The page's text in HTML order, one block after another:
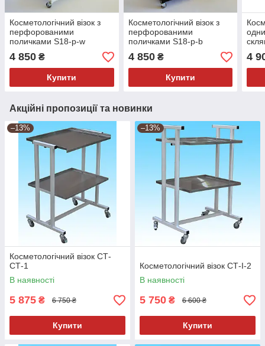
Косметологічний візок з
перфорованими
поличками S18-p-w
4 850 ₴
Купити
Косметологічний візок з
перфорованими
поличками S18-p-b
4 850₴
Купити
4
Акційні пропозиції та новинки
–13%
Косметологічний візок СТ-
СТ-1
В наявності
5 875 ₴ 6 750 ₴
Купити
–13%
Косметологічний візок СТ-I-2
В наявності
5 750 ₴ 6 600 ₴
Купити